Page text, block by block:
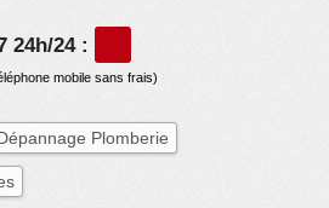
24h/24 :
mobile sans frais)
Plomberie